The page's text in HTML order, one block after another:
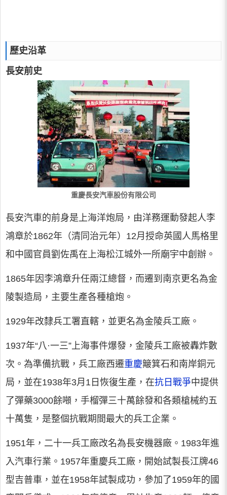
歷史沿革
長安前史
重慶長安汽車股份有限公司
長安汽車的前身是上海洋炮局，由洋務運動發起人李
鴻章於1862年（清同治元年）12月授命英國人馬格里
和中國官員劉佐禹在上海松江城外一所廟宇中創辦。
1865年因李鴻章升任兩江總督，而遷到南京更名為金
陵製造局，主要生產各種槍炮。
1929年改隸兵工署直轄，並更名為金陵兵工廠。
1937年“八·一三”上海事件爆發，金陵兵工廠被轟炸數
次。為準備抗戰，兵工廠西遷重慶簸箕石和南岸銅元
局，並在1938年3月1日恢復生產，在抗日戰爭中提供
了彈藥3000餘噸，手榴彈三十萬餘發和各類槍械約五
十萬隻，是整個抗戰期間最大的兵工企業。
1951年，二十一兵工廠改名為長安機器廠。1983年進
入汽車行業。1957年重慶兵工廠，開始試製長江牌46
型吉普車，並在1958年試製成功，參加了1959年的國